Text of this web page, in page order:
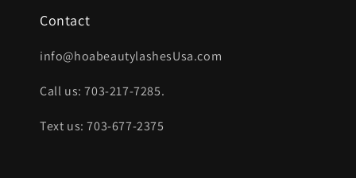
Contact
info@hoabeautylashesUsa.com
Call us: 703-217-7285.
Text us: 703-677-2375